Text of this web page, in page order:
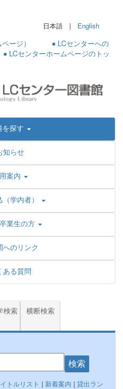
日本語 | English
ージ）
● LCセンターへの
● LCセンターホームページのトッ
を探す
知らせ
案内
学内者）
業生の方
へのリンク
ある質問
検索 横断検索
検索
トルリスト 新着案内
貸出ラン